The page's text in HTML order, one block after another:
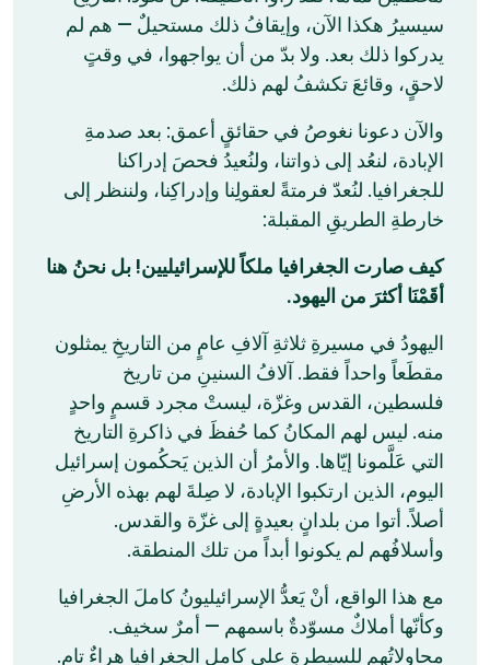
سيسيرُ هكذا الآن، وإيقافُ ذلك مستحيلٌ — هم لم
يدركوا ذلك بعد. ولا بدّ من أن يواجهوا، في وقتٍ
لاحقٍ، وقائعَ تكشفُ لهم ذلك.
والآن دعونا نغوصُ في حقائقٍ أعمق: بعد صدمةِ
الإبادة، لنعُد إلى ذواتنا، ولنُعيدُ فحصَ إدراكنا
للجغرافيا. لنُعدّ فرمتةً لعقولِنا وإدراكِنا، ولننظر إلى
خارطةِ الطريقِ المقبلة:
كيف صارت الجغرافيا ملكاً للإسرائيليين! بل نحنُ هنا
أقَمْنَا أكثرَ من اليهود.
اليهودُ في مسيرةِ ثلاثةِ آلافِ عامٍ من التاريخِ يمثلون
مقطَعاً واحداً فقط. آلافُ السنينِ من تاريخ
فلسطين، القدس وغزّة، ليستْ مجرد قسمٍ واحدٍ
منه. ليس لهم المكانُ كما حُفظَ في ذاكرةِ التاريخ
التي عَلَّمونا إيّاها. والأمرُ أن الذين يَحكُمون إسرائيل
اليوم، الذين ارتكبوا الإبادة، لا صِلةَ لهم بهذه الأرضِ
أصلاً. أتوا من بلدانٍ بعيدةٍ إلى غزّة والقدس.
وأسلافُهم لم يكونوا أبداً من تلك المنطقة.
مع هذا الواقع، أنْ يَعدُّ الإسرائيليونُ كاملَ الجغرافيا
وكأنّها أملاكٌ مسوّدةٌ باسمهم — أمرٌ سخيف.
محاولاتُهم للسيطرةِ على كاملِ الجغرافيا هراءٌ تام.